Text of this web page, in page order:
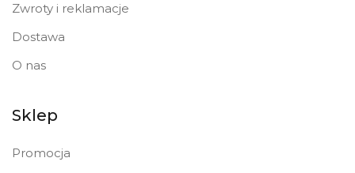
Zwroty i reklamacje
Dostawa
O nas
Sklep
Promocja